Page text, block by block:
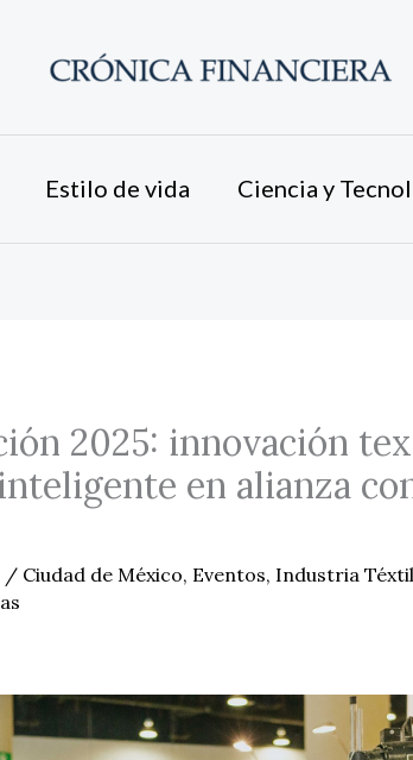
Estilo de vida Ciencia y
2025: innovación
en alianza
/ Ciudad de México, Eventos, Industria Téxtil